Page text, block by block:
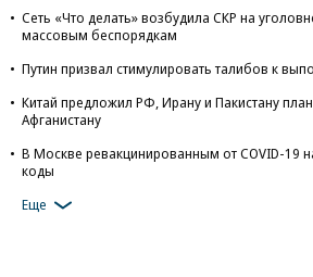
Сеть «Что делать» возбудила СКР на
массовым беспорядкам
Путин призвал стимулировать талибов к
Китай предложил РФ, Ирану и Пакистану
Афганистану
В Москве ревакцинированным от COVID-19
коды
Еще